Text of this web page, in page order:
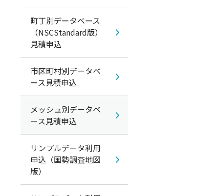
町丁別データベース
（NSCStandard版）
見積申込
市区町村別データベ
ース見積申込
メッシュ別データベ
ース見積申込
サンプルデータ利用
申込（国勢調査地図
版）